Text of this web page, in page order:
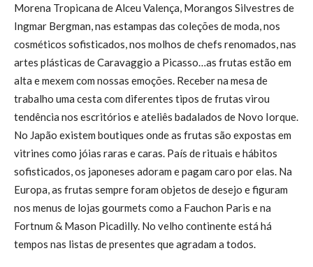
Morena Tropicana de Alceu Valença, Morangos Silvestres de
Ingmar Bergman, nas estampas das coleções de moda, nos
cosméticos sofisticados, nos molhos de chefs renomados, nas
artes plásticas de Caravaggio a Picasso…as frutas estão em
alta e mexem com nossas emoções. Receber na mesa de
trabalho uma cesta com diferentes tipos de frutas virou
tendência nos escritórios e ateliês badalados de Novo Iorque.
No Japão existem boutiques onde as frutas são expostas em
vitrines como jóias raras e caras. País de rituais e hábitos
sofisticados, os japoneses adoram e pagam caro por elas. Na
Europa, as frutas sempre foram objetos de desejo e figuram
nos menus de lojas gourmets como a Fauchon Paris e na
Fortnum & Mason Picadilly. No velho continente está há
tempos nas listas de presentes que agradam a todos.